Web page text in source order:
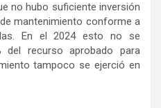
no hubo suficiente inversión
mantenimiento conforme a
En el 2024 esto no se
del recurso aprobado para
tampoco se ejerció en